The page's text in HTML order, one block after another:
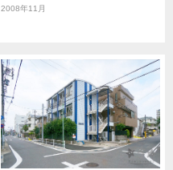
2008年11月